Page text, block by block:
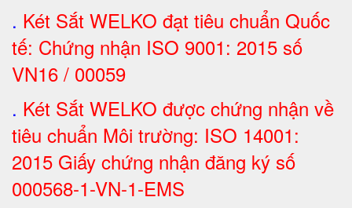
. Két Sắt WELKO đạt tiêu chuẩn Quốc
tế: Chứng nhận ISO 9001: 2015 số
VN16 / 00059
. Két Sắt WELKO được chứng nhận về
tiêu chuẩn Môi trường: ISO 14001:
2015 Giấy chứng nhận đăng ký số
000568-1-VN-1-EMS